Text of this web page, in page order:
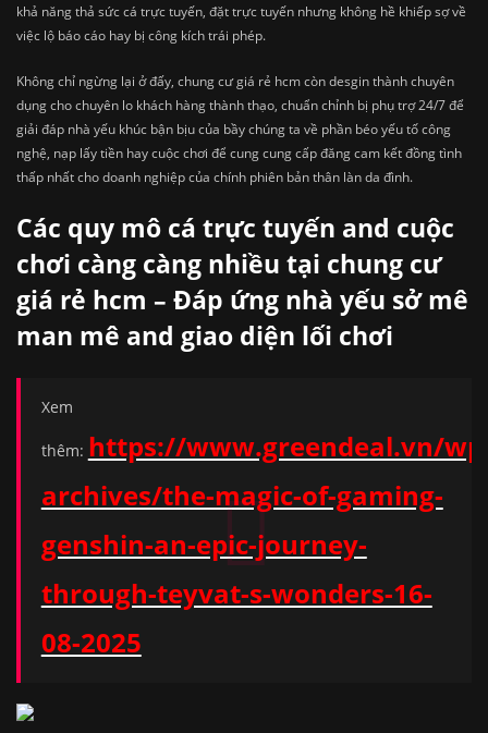
khả năng thả sức cá trực tuyến, đặt trực tuyến nhưng không hề khiếp sợ về
việc lộ báo cáo hay bị công kích trái phép.
Không chỉ ngừng lại ở đấy, chung cư giá rẻ hcm còn desgin thành chuyên
dụng cho chuyên lo khách hàng thành thạo, chuẩn chỉnh bị phụ trợ 24/7 để
giải đáp nhà yếu khúc bận bịu của bầy chúng ta về phần béo yếu tố công
nghệ, nạp lấy tiền hay cuộc chơi để cung cung cấp đăng cam kết đồng tình
thấp nhất cho doanh nghiệp của chính phiên bản thân làn da đình.
Các quy mô cá trực tuyến and cuộc
chơi càng càng nhiều tại chung cư
giá rẻ hcm – Đáp ứng nhà yếu sở mê
man mê and giao diện lối chơi
Xem
thêm: https://www.greendeal.vn/
archives/the-magic-of-gaming-
genshin-an-epic-journey-
through-teyvat-s-wonders-16-
08-2025